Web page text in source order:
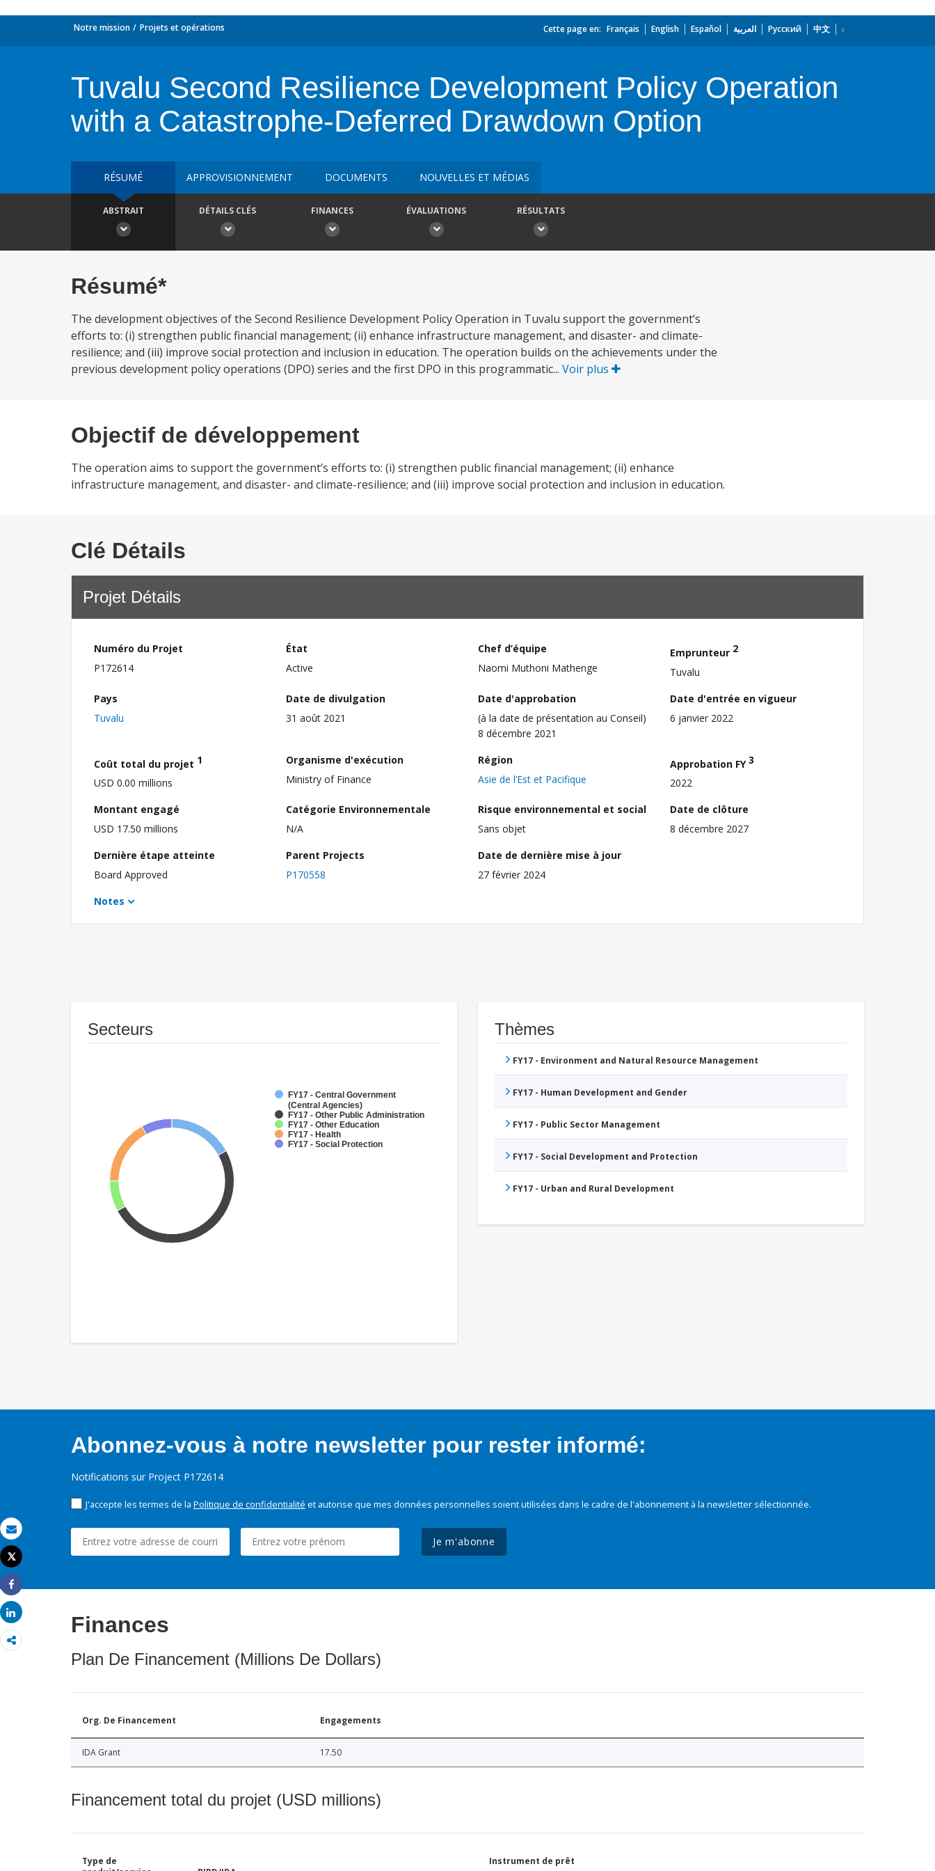
Email
Imprimer
Tweet
Share
Share
Notre mission Projets et opérations Cette page en: Français English Español العربية Русский 中文
Tuvalu Second Resilience Development Policy Operation
with a Catastrophe-Deferred Drawdown Option
RÉSUMÉ APPROVISIONNEMENT DOCUMENTS NOUVELLES ET MÉDIAS
ABSTRAIT DÉTAILS CLÉS FINANCES ÉVALUATIONS RÉSULTATS
Résumé*
The development objectives of the Second Resilience Development Policy Operation in Tuvalu support the government’s
efforts to: (i) strengthen public financial management; (ii) enhance infrastructure management, and disaster- and climate-
resilience; and (iii) improve social protection and inclusion in education. The operation builds on the achievements under the
previous development policy operations (DPO) series and the first DPO in this programmatic... Voir plus
Objectif de développement
The operation aims to support the government’s efforts to: (i) strengthen public financial management; (ii) enhance
infrastructure management, and disaster- and climate-resilience; and (iii) improve social protection and inclusion in education.
Clé Détails
Projet Détails
Numéro du Projet
P172614
État
Active
Chef d’équipe
Naomi Muthoni Mathenge
Emprunteur 2
Tuvalu
Pays
Tuvalu
Date de divulgation
31 août 2021
Date d'approbation
(à la date de présentation au Conseil)
8 décembre 2021
Date d'entrée en vigueur
6 janvier 2022
Coût total du projet 1
USD 0.00 millions
Organisme d'exécution
Ministry of Finance
Région
Asie de l’Est et Pacifique
Approbation FY3
2022
Montant engagé
USD 17.50 millions
Catégorie Environnementale
N/A
Risque environnemental et social
Sans objet
Date de clôture
8 décembre 2027
Dernière étape atteinte
Board Approved
Parent Projects
P170558
Date de dernière mise à jour
27 février 2024
Notes
Secteurs
FY17 - Central Government
(Central Agencies)
FY17 - Other Public Administration
FY17 - Other Education
FY17 - Health
FY17 - Social Protection
Thèmes
FY17 - Environment and Natural Resource Management
FY17 - Human Development and Gender
FY17 - Public Sector Management
FY17 - Social Development and Protection
FY17 - Urban and Rural Development
Abonnez-vous à notre newsletter pour rester informé:
Notifications sur Project P172614
J'accepte les termes de la Politique de confidentialité et autorise que mes données personnelles soient utilisées dans le cadre de l'abonnement à la newsletter sélectionnée.
Je m'abonne
Finances
Plan De Financement (Millions De Dollars)
Org. De Financement Engagements
IDA Grant 17.50
Financement total du projet (USD millions)
Type de
Instrument de prêt